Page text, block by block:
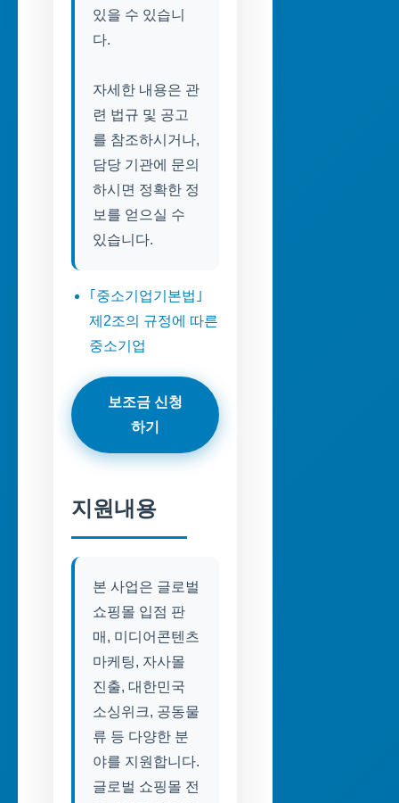
있을 수 있습니
다.
자세한 내용은 관
련 법규 및 공고
를 참조하시거나,
담당 기관에 문의
하시면 정확한 정
보를 얻으실 수
있습니다.
｢중소기업기본법｣
제2조의 규정에 따른
중소기업
보조금 신청
하기
지원내용
본 사업은 글로벌
쇼핑몰 입점 판
매, 미디어콘텐츠
마케팅, 자사몰
진출, 대한민국
소싱위크, 공동물
류 등 다양한 분
야를 지원합니다.
글로벌 쇼핑몰 전